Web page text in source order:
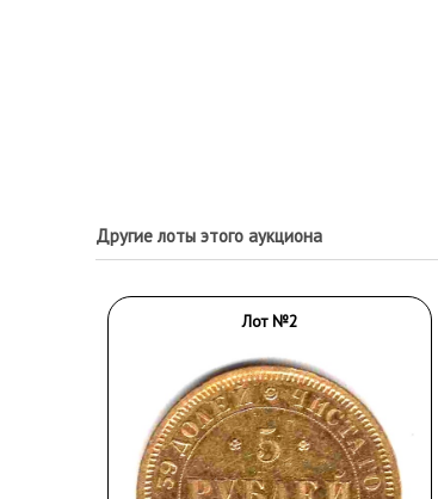
Другие лоты этого аукциона
Лот №2